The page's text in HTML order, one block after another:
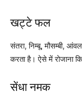
खट्टे फल
संतरा, निम्बू, मौसम्बी,
करता है। ऐसे में रोजाना
सेंधा नमक